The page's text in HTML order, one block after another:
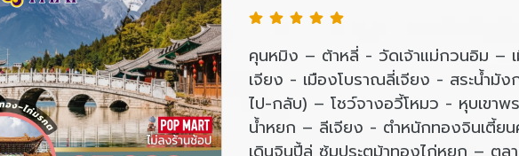
คุนหมิง – ต้าหลี่ - วัดเจ้าแม่กวนอิม –
เจียง - เมืองโบราณลี่เจียง - สระน้ำมั
ไป-กลับ) – โชว์จางอวี้โหมว - หุบเขาพ
น้ำหยก – ลีเจียง - ตำหนักทองจินเตี้